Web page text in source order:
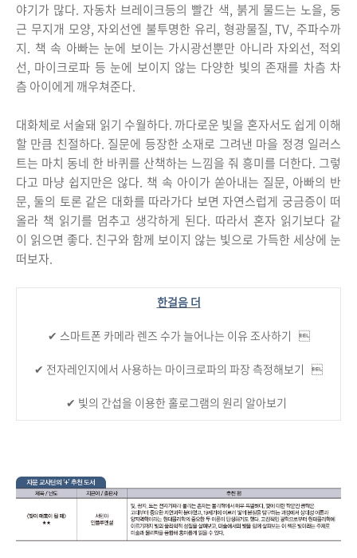
야기가 많다. 자동차 브레이크등의 빨간 색, 붉게 물드는 노을, 둥
근 무지개 모양, 자외선엔 불투명한 유리, 형광물질, TV, 주파수까
지. 책 속 아빠는 눈에 보이는 가시광선뿐만 아니라 자외선, 적외
선, 마이크로파 등 눈에 보이지 않는 다양한 빛의 존재를 차츰 차
츰 아이에게 깨우쳐준다.
대화체로 서술돼 읽기 수월하다. 까다로운 빛을 혼자서도 쉽게 이해
할 만큼 친절하다. 질문에 등장한 소재로 그려낸 마을 정경 일러스
트는 마치 동네 한 바퀴를 산책하는 느낌을 줘 흥미를 더한다. 그렇
다고 마냥 쉽지만은 않다. 책 속 아이가 쏟아내는 질문, 아빠의 반
문, 둘의 토론 같은 대화를 따라가다 보면 자연스럽게 궁금증이 떠
올라 책 읽기를 멈추고 생각하게 된다. 따라서 혼자 읽기보다 같
이 읽으면 좋다. 친구와 함께 보이지 않는 빛으로 가득한 세상에 눈
떠보자.
한걸음 더
✔︎ 스마트폰 카메라 렌즈 수가 늘어나는 이유 조사하기 
✔︎ 전자레인지에서 사용하는 마이크로파의 파장 측정해보기 
✔︎ 빛의 간섭을 이용한 홀로그램의 원리 알아보기